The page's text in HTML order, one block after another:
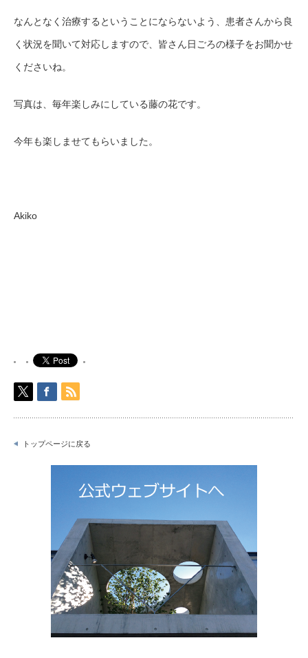
なんとなく治療するということにならないよう、患者さんから良
く状況を聞いて対応しますので、皆さん日ごろの様子をお聞かせ
くださいね。
写真は、毎年楽しみにしている藤の花です。
今年も楽しませてもらいました。
Akiko
トップページに戻る